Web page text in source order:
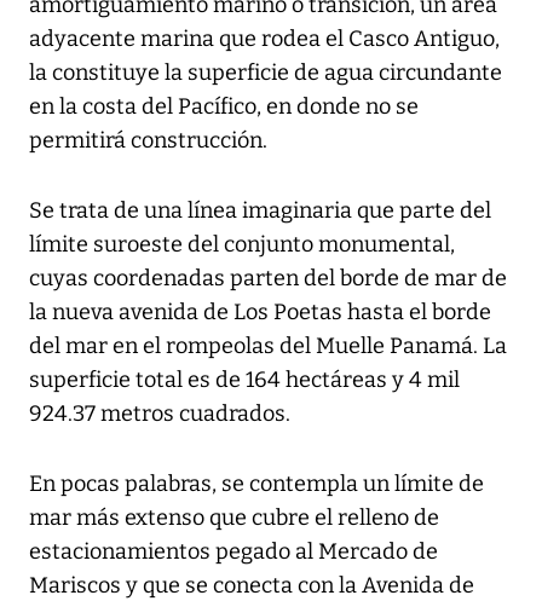
amortiguamiento marino o transición, un área
adyacente marina que rodea el Casco Antiguo,
la constituye la superficie de agua circundante
en la costa del Pacífico, en donde no se
permitirá construcción.
Se trata de una línea imaginaria que parte del
límite suroeste del conjunto monumental,
cuyas coordenadas parten del borde de mar de
la nueva avenida de Los Poetas hasta el borde
del mar en el rompeolas del Muelle Panamá. La
superficie total es de 164 hectáreas y 4 mil
924.37 metros cuadrados.
En pocas palabras, se contempla un límite de
mar más extenso que cubre el relleno de
estacionamientos pegado al Mercado de
Mariscos y que se conecta con la Avenida de